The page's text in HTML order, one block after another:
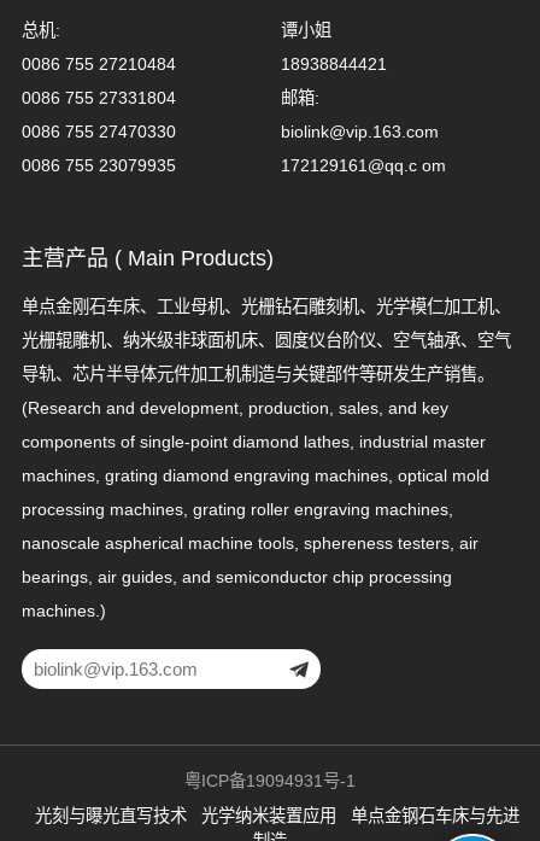
总机:
谭小姐
0086 755 27210484
18938844421
0086 755 27331804
邮箱:
0086 755 27470330
biolink@vip.163.com
0086 755 23079935
172129161@qq.c om
主营产品 ( Main Products)
单点金刚石车床、工业母机、光栅钻石雕刻机、光学模仁加工机、
光栅辊雕机、纳米级非球面机床、圆度仪台阶仪、空气轴承、空气
导轨、芯片半导体元件加工机制造与关键部件等研发生产销售。
(Research and development, production, sales, and key
components of single-point diamond lathes, industrial master
machines, grating diamond engraving machines, optical mold
processing machines, grating roller engraving machines,
nanoscale aspherical machine tools, sphereness testers, air
bearings, air guides, and semiconductor chip processing
machines.)
粤ICP备19094931号-1
光刻与曝光直写技术
光学纳米装置应用
单点金钢石车床与先进